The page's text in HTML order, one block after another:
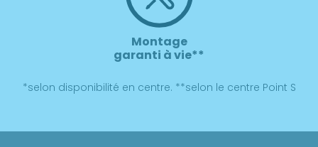
Montage
garanti à vie**
*selon disponibilité en centre. **selon le centre Point S